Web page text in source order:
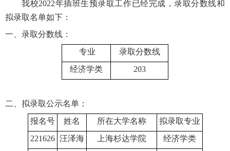
我校2022年插班生预录取工作已经完成，录取分数线和
拟录取名单如下：
一、录取分数线：
专业
录取分数线
经济学类
203
二、拟录取公示名单：
报名号
姓名 所在大学名称
拟录取专业
221626 汪泽海 上海杉达学院
经济学类